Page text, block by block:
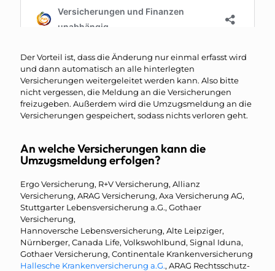
Der Vorteil ist, dass die Änderung nur einmal erfasst wird
und dann automatisch an alle hinterlegten
Versicherungen weitergeleitet werden kann. Also bitte
nicht vergessen, die Meldung an die Versicherungen
freizugeben. Außerdem wird die Umzugsmeldung an die
Versicherungen gespeichert, sodass nichts verloren geht.
An welche Versicherungen kann die
Umzugsmeldung erfolgen?
Ergo Versicherung, R+V Versicherung, Allianz
Versicherung, ARAG Versicherung, Axa Versicherung AG,
Stuttgarter Lebensversicherung a.G., Gothaer
Versicherung,
Hannoversche Lebensversicherung, Alte Leipziger,
Nürnberger, Canada Life, Volkswohlbund, Signal Iduna,
Gothaer Versicherung, Continentale Krankenversicherung
Hallesche Krankenversicherung a.G., ARAG Rechtsschutz-